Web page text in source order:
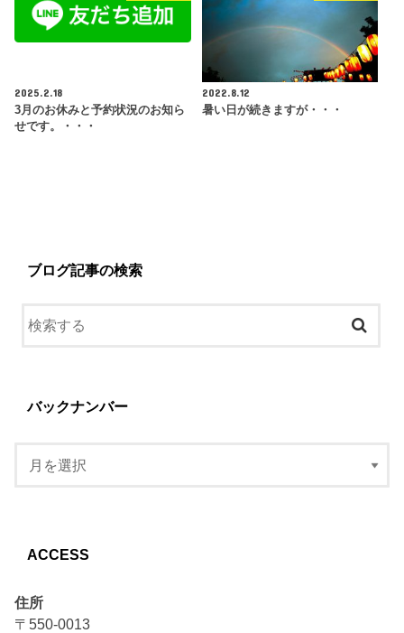
2025.2.18
3月のお休みと予約状況のお知ら
せです。・・・
2022.8.12
暑い日が続きますが・・・
ブログ記事の検索
バックナンバー
ACCESS
住所
〒550-0013